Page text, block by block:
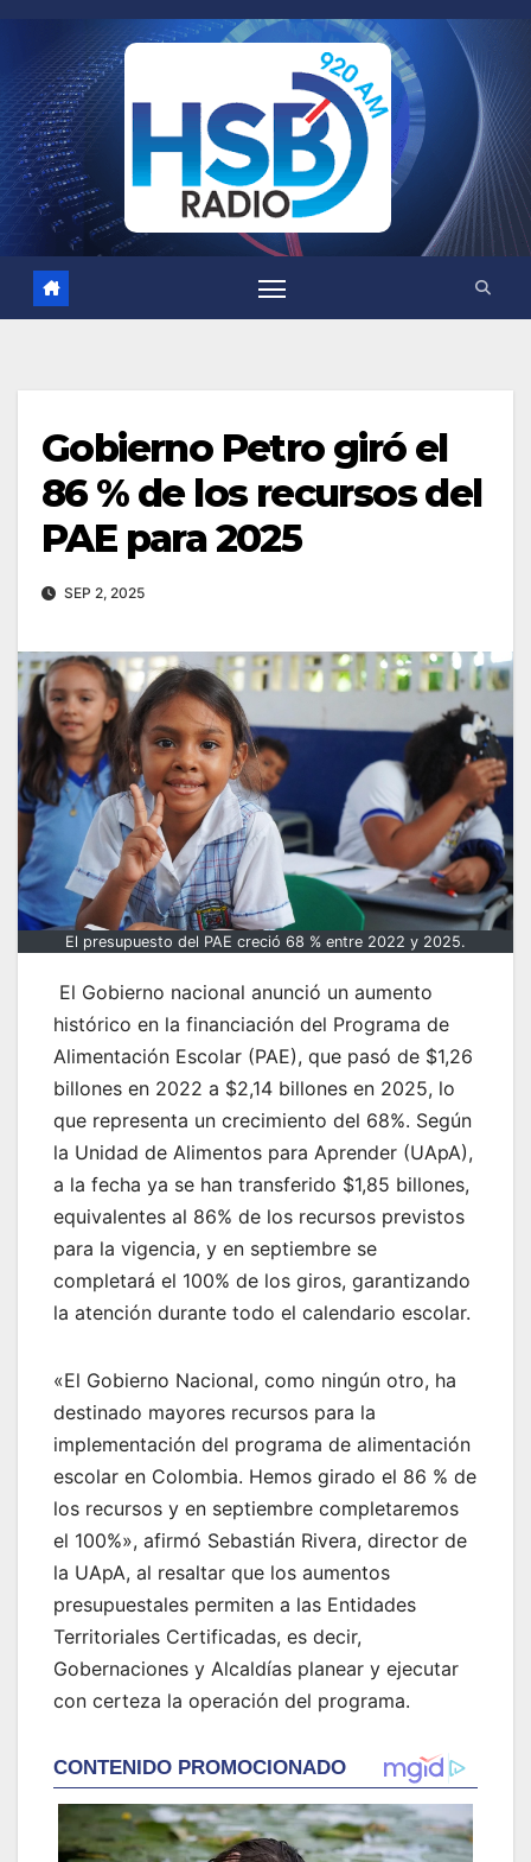
contenido
Gobierno Petro giró el
86 % de los recursos del
PAE para 2025
SEP 2, 2025
El presupuesto del PAE creció 68 % entre 2022 y 2025.
El Gobierno nacional anunció un aumento
histórico en la financiación del Programa de
Alimentación Escolar (PAE), que pasó de $1,26
billones en 2022 a $2,14 billones en 2025, lo
que representa un crecimiento del 68%. Según
la Unidad de Alimentos para Aprender (UApA),
a la fecha ya se han transferido $1,85 billones,
equivalentes al 86% de los recursos previstos
para la vigencia, y en septiembre se
completará el 100% de los giros, garantizando
la atención durante todo el calendario escolar.
«El Gobierno Nacional, como ningún otro, ha
destinado mayores recursos para la
implementación del programa de alimentación
escolar en Colombia. Hemos girado el 86 % de
los recursos y en septiembre completaremos
el 100%», afirmó Sebastián Rivera, director de
la UApA, al resaltar que los aumentos
presupuestales permiten a las Entidades
Territoriales Certificadas, es decir,
Gobernaciones y Alcaldías planear y ejecutar
con certeza la operación del programa.